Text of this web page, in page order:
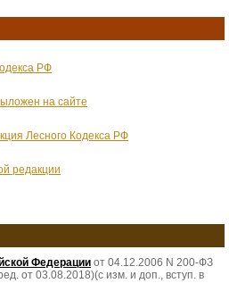
РФ
на сайте
Лесного Кодекса РФ
редакции
Федерации от 04.12.2006 N 200-ФЗ
от 03.08.2018)(с изм. и доп., вступ. в